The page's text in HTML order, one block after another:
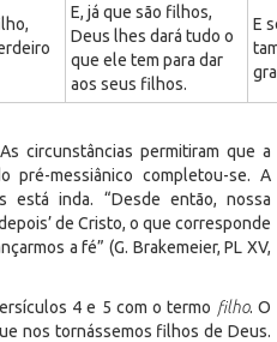
E, já que são filhos,
Deus lhes dará tudo o
que ele tem para dar
aos seus filhos.
E
circunstâncias permitiram que a
pré-messiânico completou-se. A
está inda. “Desde então, nossa
de Cristo, o que corresponde
a fé” (G. Brakemeier, PL XV,
4 e 5 com o termo filho. O
nos tornássemos filhos de Deus.